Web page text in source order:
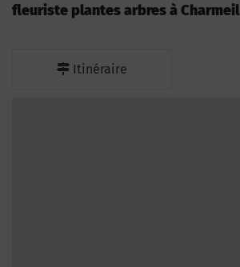
fleuriste plantes arbres à Charmeil
Itinéraire